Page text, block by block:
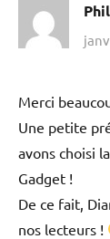
Merci
Une petite
avons choisi
Gadget !
De ce fait,
nos lecteurs !